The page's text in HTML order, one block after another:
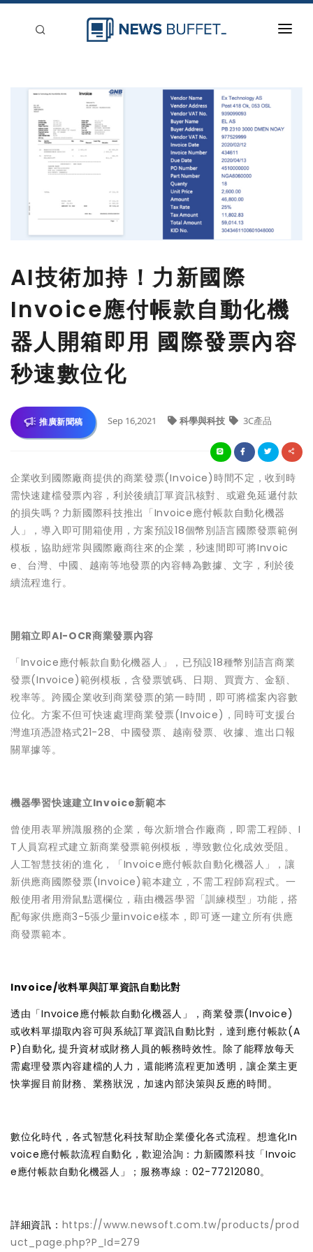
新聞稿分類
登入
刊登
AI技術加持！力新國際
Invoice應付帳款自動化機
器人開箱即用 國際發票內容
秒速數位化
推廣新聞稿 Sep 16,2021 科學與科技 3C產品
企業收到國際廠商提供的商業發票(Invoice)時間不定，收到時
需快速建檔發票內容，利於後續訂單資訊核對、或避免延遞付款
的損失嗎？力新國際科技推出「Invoice應付帳款自動化機器
人」，導入即可開箱使用，方案預設18個幣別語言國際發票範例
模板，協助經常與國際廠商往來的企業，秒速間即可將Invoic
e、台灣、中國、越南等地發票的內容轉為數據、文字，利於後
續流程進行。
開箱立即AI-OCR商業發票內容
「Invoice應付帳款自動化機器人」，已預設18種幣別語言商業
發票(Invoice)範例模板，含發票號碼、日期、買賣方、金額、
稅率等。跨國企業收到商業發票的第一時間，即可將檔案內容數
位化。方案不但可快速處理商業發票(Invoice)，同時可支援台
灣進項憑證格式21-28、中國發票、越南發票、收據、進出口報
關單據等。
機器學習快速建立Invoice新範本
曾使用表單辨識服務的企業，每次新增合作廠商，即需工程師、I
T人員寫程式建立新商業發票範例模板，導致數位化成效受阻。
人工智慧技術的進化，「Invoice應付帳款自動化機器人」，讓
新供應商國際發票(Invoice)範本建立，不需工程師寫程式。一
般使用者用滑鼠點選欄位，藉由機器學習「訓練模型」功能，搭
配每家供應商3-5張少量invoice樣本，即可逐一建立所有供應
商發票範本。
Invoice/收料單與訂單資訊自動比對
透由「Invoice應付帳款自動化機器人」，商業發票(Invoice)
或收料單擷取內容可與系統訂單資訊自動比對，達到應付帳款(A
P)自動化, 提升資材或財務人員的帳務時效性。除了能釋放每天
需處理發票內容建檔的人力，還能將流程更加透明，讓企業主更
快掌握目前財務、業務狀況，加速內部決策與反應的時間。
數位化時代，各式智慧化科技幫助企業優化各式流程。想進化In
voice應付帳款流程自動化，歡迎洽詢：力新國際科技「Invoic
e應付帳款自動化機器人」；服務專線：02-77212080。
詳細資訊： https://www.newsoft.com.tw/products/prod
uct_page.php?P_Id=279